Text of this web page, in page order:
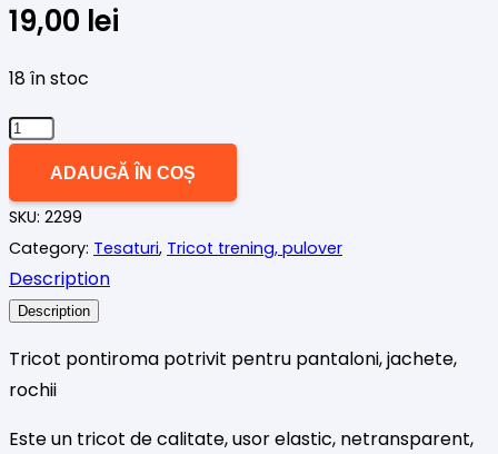
19,00 lei
18 în stoc
Cantitate
Melange
ADAUGĂ ÎN COȘ
SKU: 2299
Category: Tesaturi, Tricot trening, pulover
Description
Description
Tricot pontiroma potrivit pentru pantaloni, jachete,
rochii
Este un tricot de calitate, usor elastic, netransparent,